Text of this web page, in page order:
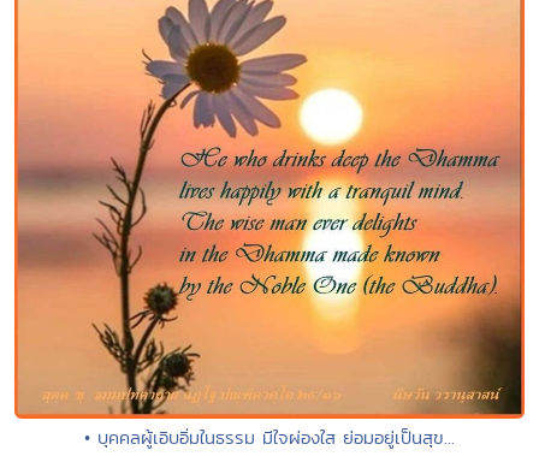
• บุคคลผู้เอิบอิ่มในธรรม มีใจผ่องใส ย่อมอยู่เป็นสุข...